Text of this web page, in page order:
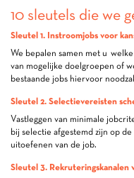
10 sleutels die we
Sleutel 1. Instroomjobs voor
We bepalen samen met u
van mogelijke doelgroepen of
bestaande jobs hiervoor
Sleutel 2. Selectievereisten
Vastleggen van minimale
bij selectie afgestemd zijn op
uitoefenen van de job.
Sleutel 3. Rekruteringskanalen